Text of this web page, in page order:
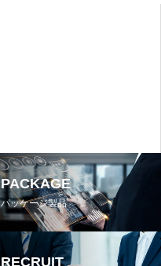
PACKAGE
パッケージ製品
RECRUIT